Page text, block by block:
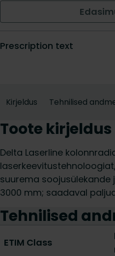
Prescription text
Kirjeldus Tehnilised
Toote kirjeldus
Delta Laserline
suurema soojusülekande
3000 mm; saadaval
Tehnilised
ETIM Class